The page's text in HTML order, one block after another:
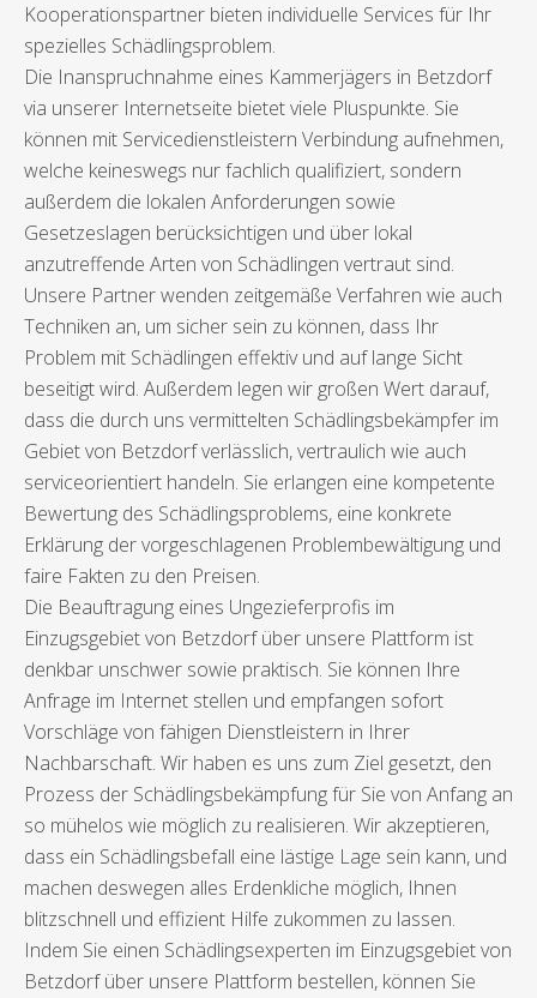
Kooperationspartner bieten individuelle Services für Ihr
spezielles Schädlingsproblem.
Die Inanspruchnahme eines Kammerjägers in Betzdorf
via unserer Internetseite bietet viele Pluspunkte. Sie
können mit Servicedienstleistern Verbindung aufnehmen,
welche keineswegs nur fachlich qualifiziert, sondern
außerdem die lokalen Anforderungen sowie
Gesetzeslagen berücksichtigen und über lokal
anzutreffende Arten von Schädlingen vertraut sind.
Unsere Partner wenden zeitgemäße Verfahren wie auch
Techniken an, um sicher sein zu können, dass Ihr
Problem mit Schädlingen effektiv und auf lange Sicht
beseitigt wird. Außerdem legen wir großen Wert darauf,
dass die durch uns vermittelten Schädlingsbekämpfer im
Gebiet von Betzdorf verlässlich, vertraulich wie auch
serviceorientiert handeln. Sie erlangen eine kompetente
Bewertung des Schädlingsproblems, eine konkrete
Erklärung der vorgeschlagenen Problembewältigung und
faire Fakten zu den Preisen.
Die Beauftragung eines Ungezieferprofis im
Einzugsgebiet von Betzdorf über unsere Plattform ist
denkbar unschwer sowie praktisch. Sie können Ihre
Anfrage im Internet stellen und empfangen sofort
Vorschläge von fähigen Dienstleistern in Ihrer
Nachbarschaft. Wir haben es uns zum Ziel gesetzt, den
Prozess der Schädlingsbekämpfung für Sie von Anfang an
so mühelos wie möglich zu realisieren. Wir akzeptieren,
dass ein Schädlingsbefall eine lästige Lage sein kann, und
machen deswegen alles Erdenkliche möglich, Ihnen
blitzschnell und effizient Hilfe zukommen zu lassen.
Indem Sie einen Schädlingsexperten im Einzugsgebiet von
Betzdorf über unsere Plattform bestellen, können Sie